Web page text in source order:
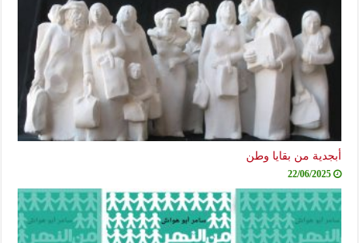
أبجدية من بقايا وطن
22/06/2025